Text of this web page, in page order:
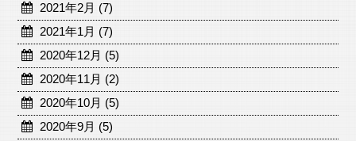
2021年2月 (7)
2021年1月 (7)
2020年12月 (5)
2020年11月 (2)
2020年10月 (5)
2020年9月 (5)